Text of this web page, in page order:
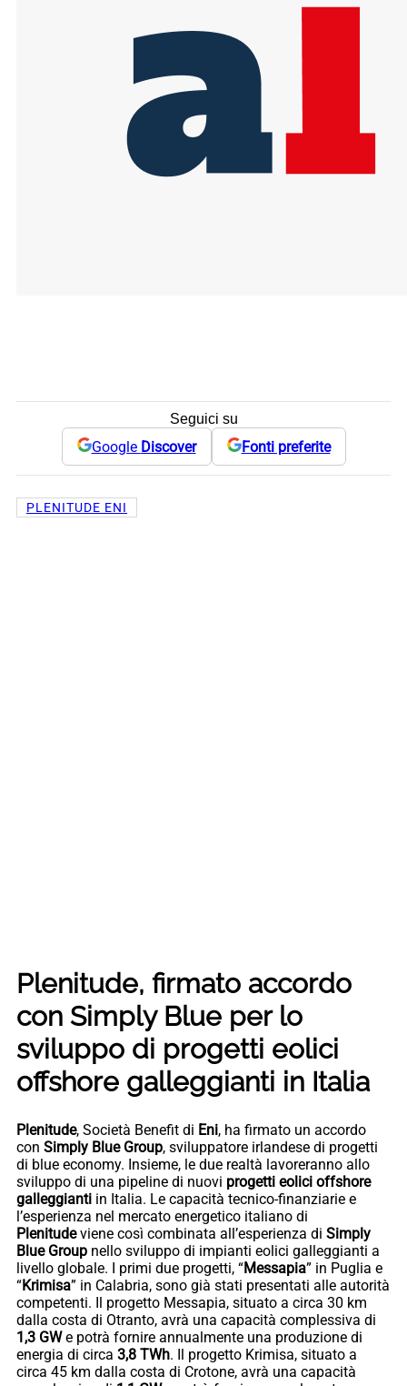
Seguici su
Google Discover Fonti preferite
PLENITUDE ENI
Plenitude, firmato accordo
con Simply Blue per lo
sviluppo di progetti eolici
offshore galleggianti in Italia
Plenitude, Società Benefit di Eni, ha firmato un accordo
con Simply Blue Group, sviluppatore irlandese di progetti
di blue economy. Insieme, le due realtà lavoreranno allo
sviluppo di una pipeline di nuovi progetti eolici offshore
galleggianti in Italia. Le capacità tecnico-finanziarie e
l’esperienza nel mercato energetico italiano di
Plenitudeviene così combinata all’esperienza di Simply
Blue Group nello sviluppo di impianti eolici galleggianti a
livello globale. I primi due progetti, “Messapia” in Puglia e
“Krimisa” in Calabria, sono già stati presentati alle autorità
competenti. Il progetto Messapia, situato a circa 30 km
dalla costa di Otranto, avrà una capacità complessiva di
1,3 GWe potrà fornire annualmente una produzione di
energia di circa 3,8 TWh. Il progetto Krimisa, situato a
circa 45 km dalla costa di Crotone, avrà una capacità